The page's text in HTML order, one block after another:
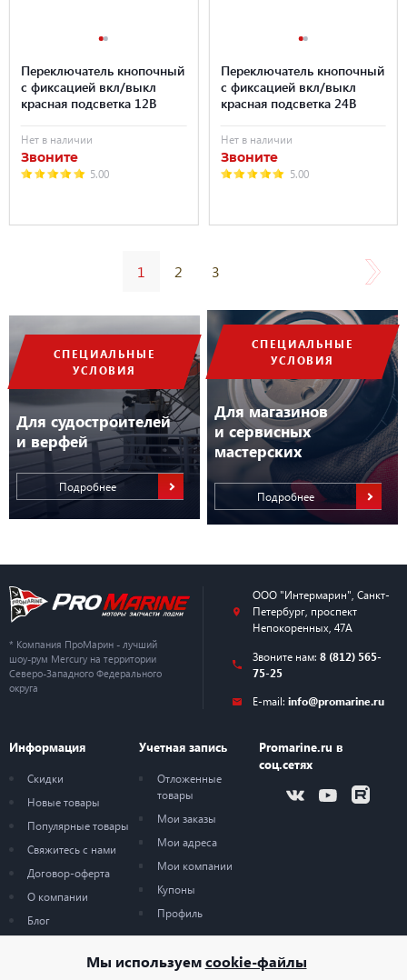
СПЕЦИАЛЬНЫЕ
УСЛОВИЯ
Для судостроителей
и верфей
Подробнее
СПЕЦИАЛЬНЫЕ
УСЛОВИЯ
Для магазинов
и сервисных
мастерских
Подробнее
Переключатель кнопочный
с фиксацией вкл/выкл
красная подсветка 12В
Нет в наличии
Звоните
5.00
Переключатель кнопочный
с фиксацией вкл/выкл
красная подсветка 24В
Нет в наличии
Звоните
5.00
1 2 3
Мы используемcookie-файлы
* Компания ПроМарин - лучший
шоу-рум Mercury на территории
Северо-Западного Федерального
округа
ООО "Интермарин", Санкт-
Петербург, проспект
Непокоренных, 47А
Звоните нам: 8 (812) 565-
75-25
E-mail: info@promarine.ru
Информация
Скидки
Новые товары
Популярные товары
Свяжитесь с нами
Договор-оферта
О компании
Блог
Учетная запись
Отложенные
товары
Мои заказы
Мои адреса
Мои компании
Купоны
Профиль
Promarine.ru в
соц.сетях